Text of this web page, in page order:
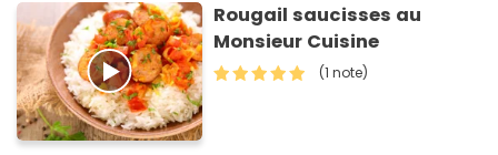
Rougail saucisses au
Monsieur Cuisine
(1 note)